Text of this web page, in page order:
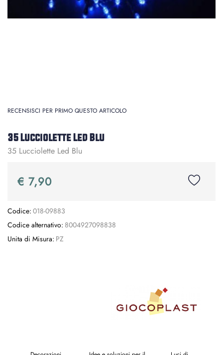
RECENSISCI PER PRIMO QUESTO ARTICOLO
35 Lucciolette Led Blu
35 Lucciolette Led Blu
€ 7,90
Codice: 018-09883
Codice alternativo: 8004927098838
Unita di Misura: PZ